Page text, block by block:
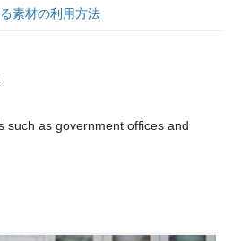
素材の利用方法
such as government offices and